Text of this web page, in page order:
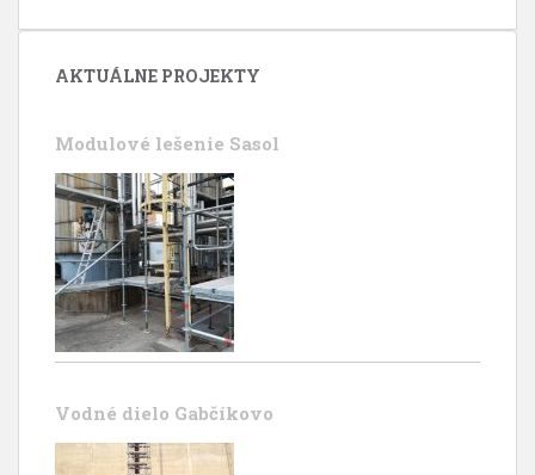
AKTUÁLNE PROJEKTY
Modulové lešenie Sasol
Vodné dielo Gabčíkovo